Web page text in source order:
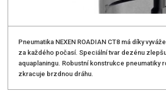
Pneumatika NEXEN ROADIAN CT8 má díky
za každého počasí. Speciální tvar dezénu
aquaplaningu. Robustní konstrukce pneumatiky
zkracuje brzdnou dráhu.